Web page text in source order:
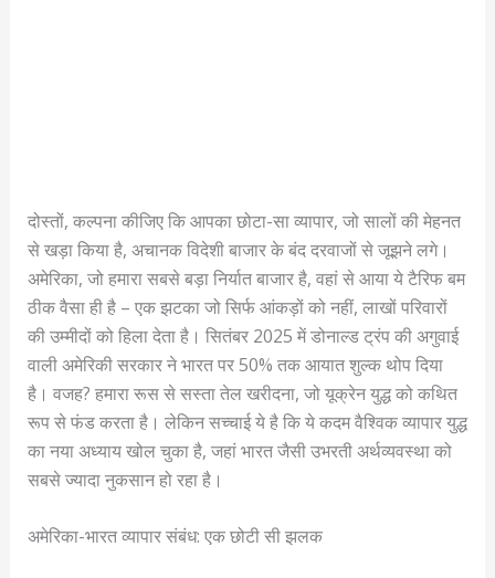
दोस्तों, कल्पना कीजिए कि आपका छोटा-सा व्यापार, जो सालों की मेहनत
से खड़ा किया है, अचानक विदेशी बाजार के बंद दरवाजों से जूझने लगे।
अमेरिका, जो हमारा सबसे बड़ा निर्यात बाजार है, वहां से आया ये टैरिफ बम
ठीक वैसा ही है – एक झटका जो सिर्फ आंकड़ों को नहीं, लाखों परिवारों
की उम्मीदों को हिला देता है। सितंबर 2025 में डोनाल्ड ट्रंप की अगुवाई
वाली अमेरिकी सरकार ने भारत पर 50% तक आयात शुल्क थोप दिया
है। वजह? हमारा रूस से सस्ता तेल खरीदना, जो यूक्रेन युद्ध को कथित
रूप से फंड करता है। लेकिन सच्चाई ये है कि ये कदम वैश्विक व्यापार युद्ध
का नया अध्याय खोल चुका है, जहां भारत जैसी उभरती अर्थव्यवस्था को
सबसे ज्यादा नुकसान हो रहा है।
अमेरिका-भारत व्यापार संबंध: एक छोटी सी झलक